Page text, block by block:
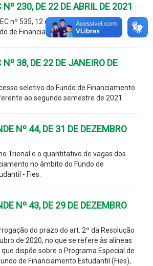
Nº 230, DE 22 DE ABRIL DE 2021
nº 535, 12 de junho de 2020, que
de Financiamento Estudantil - Fies.
Nº 38, DE 22 DE JANEIRO DE
seletivo do Fundo de Financiamento
ao segundo semestre de 2021.
Nº 44, DE 31 DE DEZEMBRO
Trienal e o quantitativo de vagas dos
no âmbito do Fundo de
- Fies.
Nº 43, DE 29 DE DEZEMBRO
do prazo do art. 2º da Resolução
de 2020, no que se refere às alíneas
que dispõe sobre o Programa Especial de
de Financiamento Estudantil (Fies),